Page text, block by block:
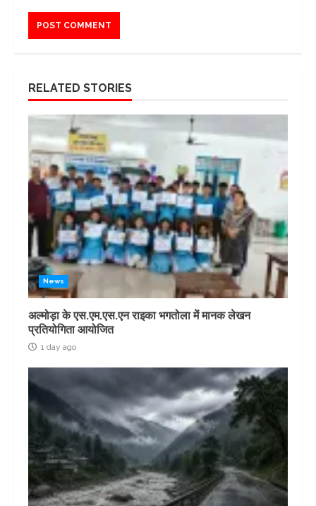
RELATED STORIES
News
अल्मोड़ा के एस.एम.एस.एन राइका भगतोला में मानक लेखन
प्रतियोगिता आयोजित
1 day ago